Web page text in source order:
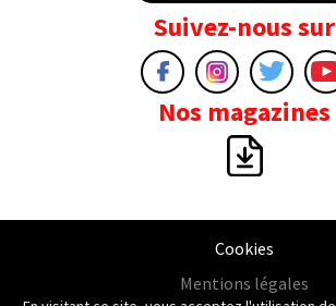
Suivez-nous sur
Nos magazines
Cookies
Mentions légales